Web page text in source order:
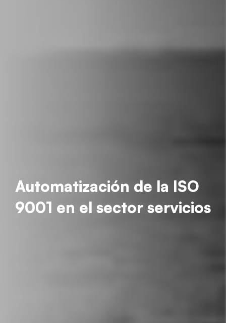
Automatización de la ISO
9001 en el sector servicios